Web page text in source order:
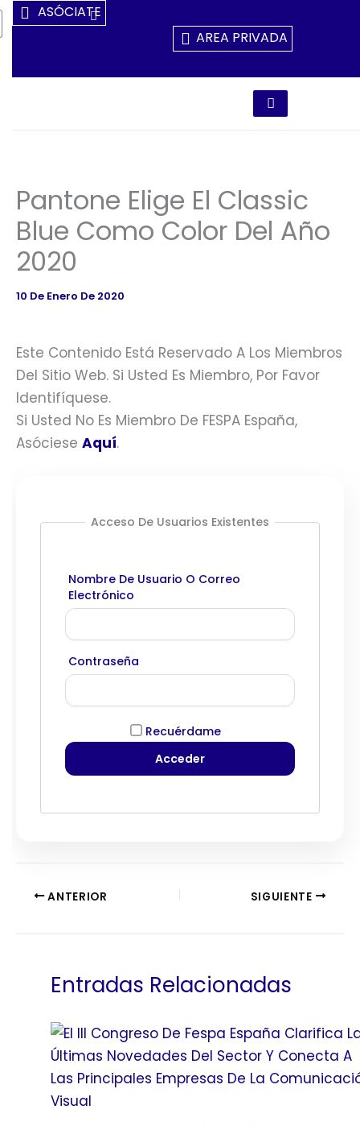
Ir
Al
ASÓCIATE
AREA PRIVADA
Pantone Elige El Classic
Blue Como Color Del Año
2020
10 De Enero De 2020
Este Contenido Está Reservado A Los Miembros
Del Sitio Web. Si Usted Es Miembro, Por Favor
Identifíquese.
Si Usted No Es Miembro De FESPA España,
Asóciese Aquí.
Acceso De Usuarios Existentes
Nombre De Usuario O Correo
Electrónico
Contraseña
Recuérdame
ANTERIOR SIGUIENTE
Entradas Relacionadas